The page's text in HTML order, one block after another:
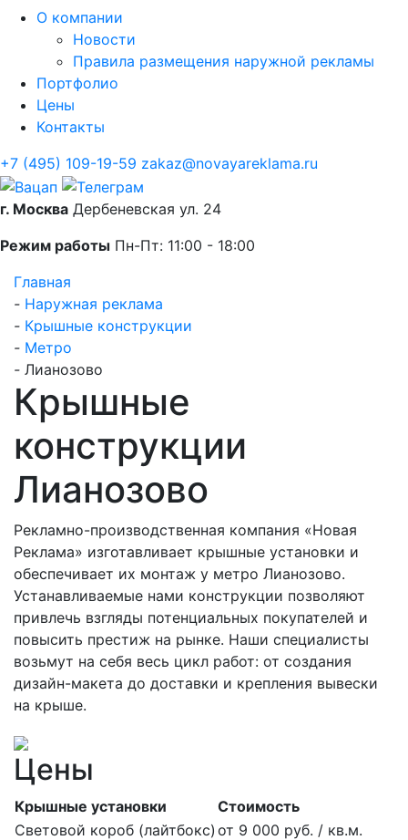
О компании
Новости
Правила размещения наружной рекламы
Портфолио
Цены
Контакты
+7 (495) 109-19-59 zakaz@novayareklama.ru
г. Москва Дербеневская ул. 24
Режим работы Пн-Пт: 11:00 - 18:00
Главная
- Наружная реклама
- Крышные конструкции
- Метро
- Лианозово
Крышные
конструкции
Лианозово
Рекламно-производственная компания «Новая
Реклама» изготавливает крышные установки и
обеспечивает их монтаж у метро Лианозово.
Устанавливаемые нами конструкции позволяют
привлечь взгляды потенциальных покупателей и
повысить престиж на рынке. Наши специалисты
возьмут на себя весь цикл работ: от создания
дизайн-макета до доставки и крепления вывески
на крыше.
Цены
Крышные установки
Стоимость
Световой короб (лайтбокс) от 9 000 руб. / кв.м.